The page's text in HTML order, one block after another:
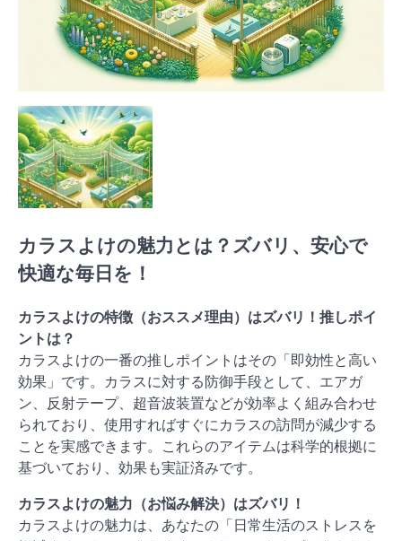
カラスよけの魅力とは？ズバリ、安心で
快適な毎日を！
カラスよけの特徴（おススメ理由）はズバリ！推しポイ
ントは？
カラスよけの一番の推しポイントはその「即効性と高い
効果」です。カラスに対する防御手段として、エアガ
ン、反射テープ、超音波装置などが効率よく組み合わせ
られており、使用すればすぐにカラスの訪問が減少する
ことを実感できます。これらのアイテムは科学的根拠に
基づいており、効果も実証済みです。
カラスよけの魅力（お悩み解決）はズバリ！
カラスよけの魅力は、あなたの「日常生活のストレスを